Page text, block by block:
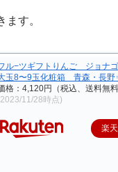
ます。
ル−ツギフトりんご ジョナ
玉8〜9玉化粧箱 青森・長
格：4,120円（税込、送料無
11/28時点)
楽